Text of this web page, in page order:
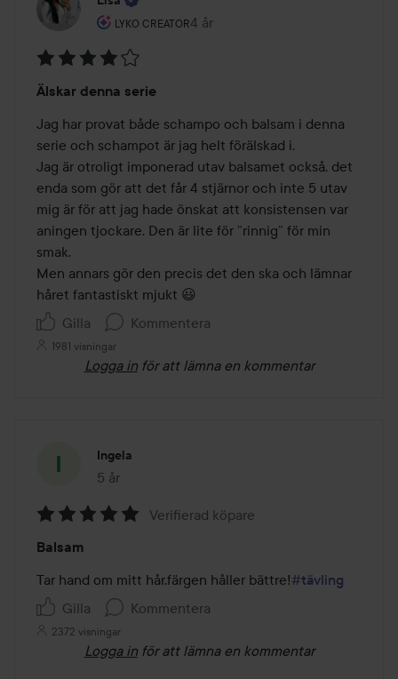
LYKO CREATOR
Användarens roll: Lyko Creator.
4 år
Inlägget skapades 4 år
4
av
5
Älskar denna serie
Jag har provat både schampo och balsam i denna
serie och schampot är jag helt förälskad i.
Jag är otroligt imponerad utav balsamet också, det
enda som gör att det får 4 stjärnor och inte 5 utav
mig är för att jag hade önskat att konsistensen var
aningen tjockare. Den är lite för ”rinnig” för min
smak.
Men annars gör den precis det den ska och lämnar
håret fantastiskt mjukt 😃
Gilla
Kommentera
1981 visningar
Logga in för att lämna en kommentar
Ingela
5 år
Inlägget skapades 5 år
5
av
5
Verifierad köpare
Balsam
Tar hand om mitt hår,färgen håller bättre!#tävling
Gilla
Kommentera
2372 visningar
Logga in för att lämna en kommentar